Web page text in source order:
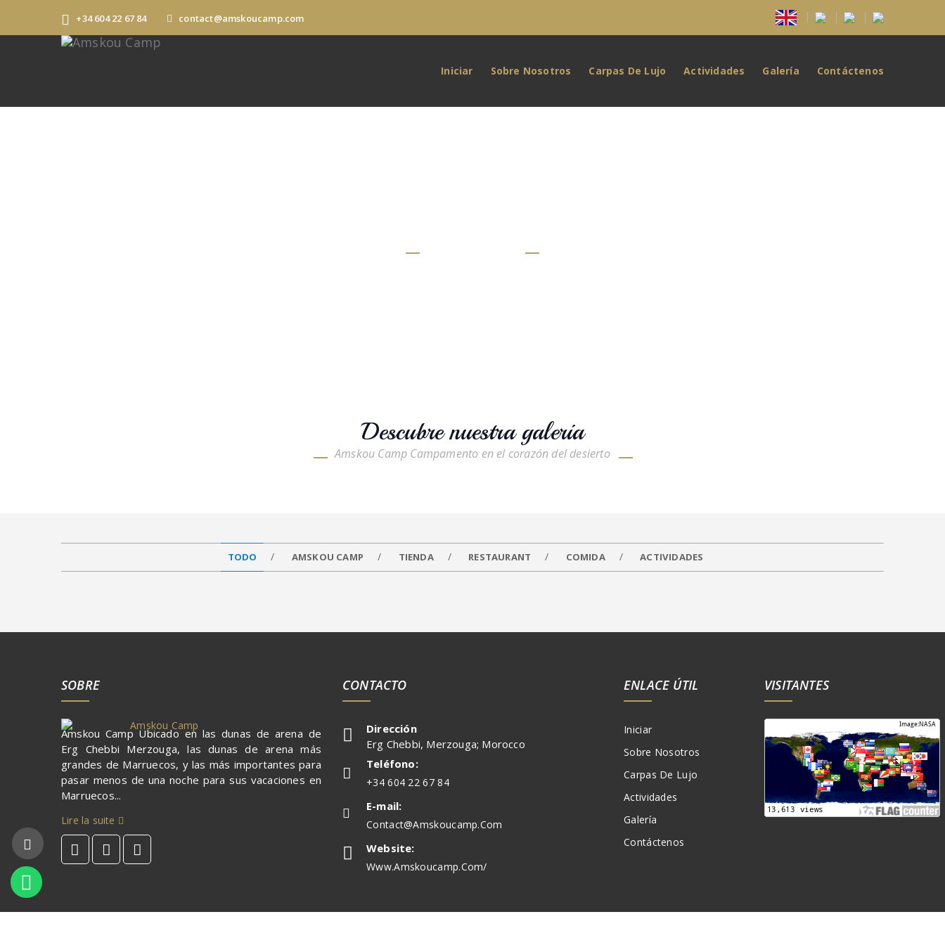
+34 604 22 67 84 contact@amskoucamp.com
Iniciar Sobre Nosotros Carpas De Lujo Actividades Galería Contáctenos
Descubre nuestra galeria
Amskou Camp Campamento en el corazón del desierto
TODO AMSKOU CAMP TIENDA RESTAURANT COMIDA ACTIVIDADES
SOBRE
Amskou Camp Ubicado en las dunas de arena de
Erg Chebbi Merzouga, las dunas de arena más
grandes de Marruecos, y las más importantes para
pasar menos de una noche para sus vacaciones en
Marruecos...
Lire la suite
CONTACTO
Dirección
Erg Chebbi, Merzouga; Morocco
Teléfono:
+34 604 22 67 84
E-mail:
Contact@amskoucamp.com
Website:
Www.amskoucamp.com/
ENLACE ÚTIL
Iniciar
Sobre Nosotros
Carpas De Lujo
Actividades
Galería
Contáctenos
VISITANTES